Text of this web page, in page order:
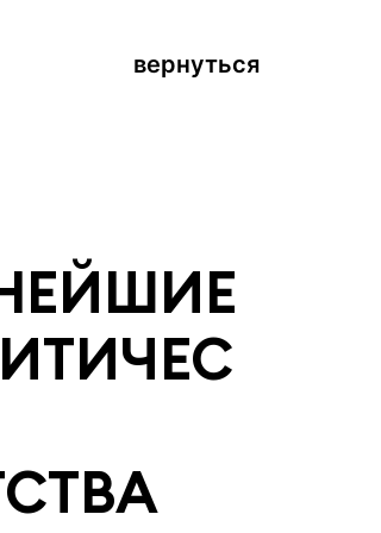
вернуться